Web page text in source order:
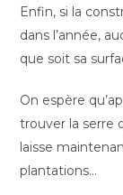
Enfin, si la
dans l’année,
que soit sa
On espère
trouver la serre
laisse
plantations…